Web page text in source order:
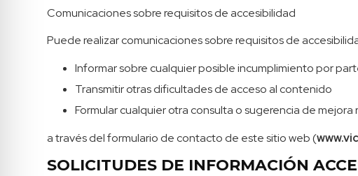
Comunicaciones sobre requisitos de accesibilidad
Puede realizar comunicaciones sobre requisitos de
Informar sobre cualquier posible incumplimiento por
Transmitir otras dificultades de acceso al contenido
Formular cualquier otra consulta o sugerencia de
a través del formulario de contacto de este sitio web (
SOLICITUDES DE INFORMACIÓN